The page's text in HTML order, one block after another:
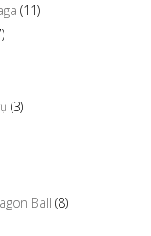
(11)
(3)
Ball (8)